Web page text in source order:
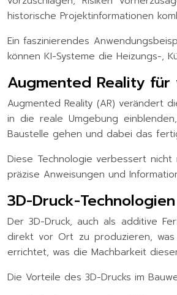
historische Projektinformationen
Ein faszinierendes
können KI-Systeme die Heizungs-,
Augmented Reality
Augmented Reality (AR) verändert
in die reale Umgebung
Baustelle gehen und dabei das
Diese Technologie verbessert
präzise Anweisungen und
3D-Druck-
Der 3D-Druck, auch als additive
direkt vor Ort zu produzieren,
errichtet, was die Machbarkeit
Die Vorteile des 3D-Drucks im